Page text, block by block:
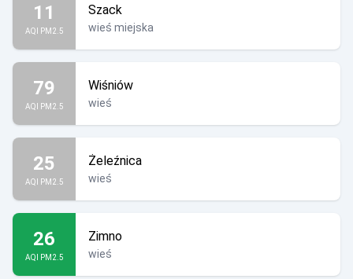
11
AQI PM2.5
Szack
wieś miejska
79
AQI PM2.5
Wiśniów
wieś
25
AQI PM2.5
Żeleźnica
wieś
26
AQI PM2.5
Zimno
wieś